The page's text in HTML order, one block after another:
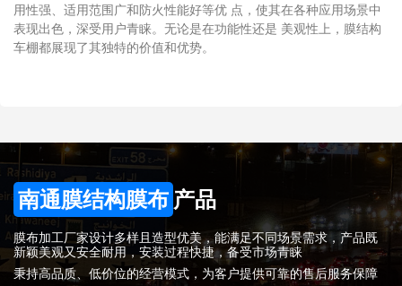
用性强、适用范围广和防火性能好等优 点，使其在各种应用场景中
表现出色，深受用户青睐。无论是在功能性还是 美观性上，膜结构
车棚都展现了其独特的价值和优势。
南通膜结构膜布 产品
膜布加工厂家设计多样且造型优美，能满足不同场景需求，产品既
新颖美观又安全耐用，安装过程快捷，备受市场青睐
秉持高品质、低价位的经营模式，为客户提供可靠的售后服务保障